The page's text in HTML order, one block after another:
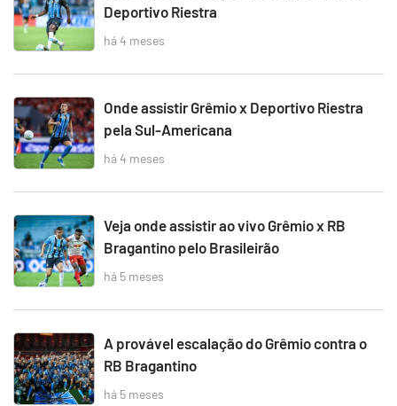
Deportivo Riestra
há 4 meses
Onde assistir Grêmio x Deportivo Riestra
pela Sul-Americana
há 4 meses
Veja onde assistir ao vivo Grêmio x RB
Bragantino pelo Brasileirão
há 5 meses
A provável escalação do Grêmio contra o
RB Bragantino
há 5 meses